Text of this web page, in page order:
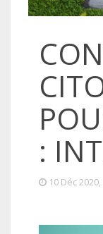
:
10 Déc